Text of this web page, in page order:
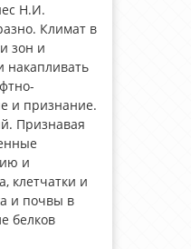
Н.И.
Климат в
зон и
накапливать
и признание.
Признавая
и
клетчатки и
и почвы в
белков